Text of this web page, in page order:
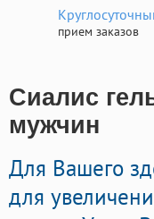
прием заказов
Сиалис
мужчин
Для Вашего
для